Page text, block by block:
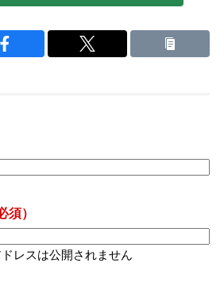
須）
レスは公開されません